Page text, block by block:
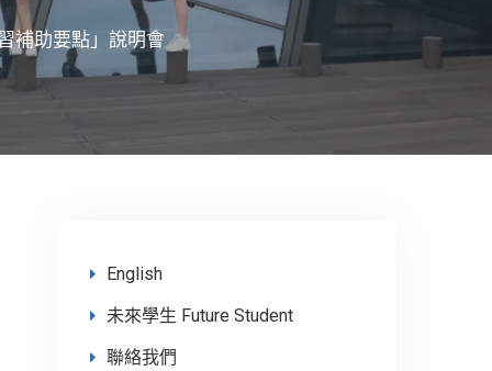
補助要點」說明會
English
未來學生 Future Student
聯絡我們